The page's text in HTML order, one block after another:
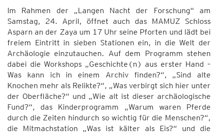
Im Rahmen der „Langen Nacht der Forschung“ am
Samstag, 24. April, öffnet auch das MAMUZ Schloss
Asparn an der Zaya um 17 Uhr seine Pforten und lädt bei
freiem Eintritt in sieben Stationen ein, in die Welt der
Archäologie einzutauchen. Auf dem Programm stehen
dabei die Workshops „Geschichte(n) aus erster Hand –
Was kann ich in einem Archiv finden?“, „Sind alte
Knochen mehr als Relikte?“, „Was verbirgt sich hier unter
der Oberfläche?“ und „Wie alt ist dieser archäologische
Fund?“, das Kinderprogramm „Warum waren Pferde
durch die Zeiten hindurch so wichtig für die Menschen?“,
die Mitmachstation „Was ist kälter als Eis?“ und die